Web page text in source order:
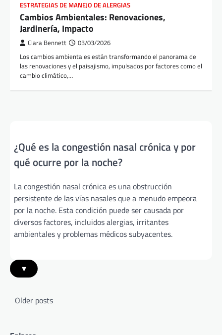
ESTRATEGIAS DE MANEJO DE ALERGIAS
Cambios Ambientales: Renovaciones,
Jardinería, Impacto
Clara Bennett 03/03/2026
Los cambios ambientales están transformando el panorama de
las renovaciones y el paisajismo, impulsados por factores como el
cambio climático,…
¿Qué es la congestión nasal crónica y por
qué ocurre por la noche?
La congestión nasal crónica es una obstrucción
persistente de las vías nasales que a menudo empeora
por la noche. Esta condición puede ser causada por
diversos factores, incluidos alergias, irritantes
ambientales y problemas médicos subyacentes.
▾
Posts
Older posts